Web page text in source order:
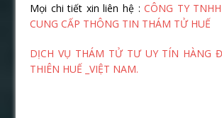
Mọi chi tiết xin liên hệ : CÔNG TY
CUNG CẤP THÔNG TIN THÁM TỬ HUẾ
DỊCH VỤ THÁM TỬ TƯ UY TÍN HÀNG
THIÊN HUẾ _VIỆT NAM.